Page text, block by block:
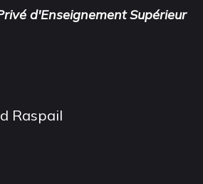
d'Enseignement Supérieur
Raspail